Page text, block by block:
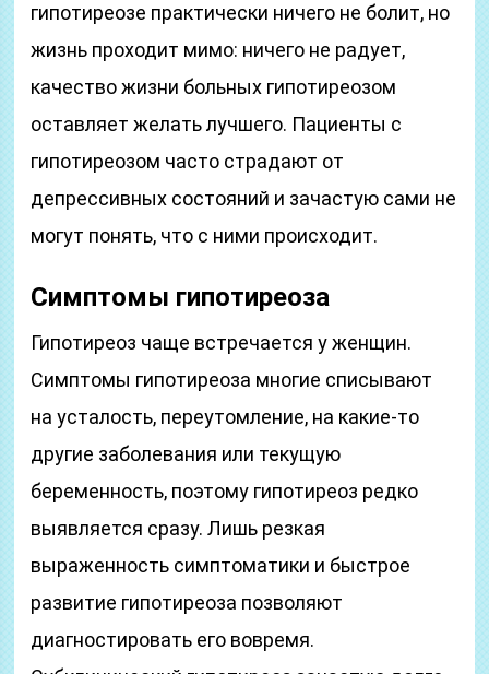
гипотиреозе практически ничего не болит, но
жизнь проходит мимо: ничего не радует,
качество жизни больных гипотиреозом
оставляет желать лучшего. Пациенты с
гипотиреозом часто страдают от
депрессивных состояний и зачастую сами не
могут понять, что с ними происходит.
Симптомы гипотиреоза
Гипотиреоз чаще встречается у женщин.
Симптомы гипотиреоза многие списывают
на усталость, переутомление, на какие-то
другие заболевания или текущую
беременность, поэтому гипотиреоз редко
выявляется сразу. Лишь резкая
выраженность симптоматики и быстрое
развитие гипотиреоза позволяют
диагностировать его вовремя.